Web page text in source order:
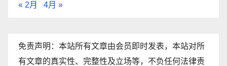
« 2月 4月 »
免责声明：本站所有文章由会员即时发表，本站对所
有文章的真实性、完整性及立场等，不负任何法律责